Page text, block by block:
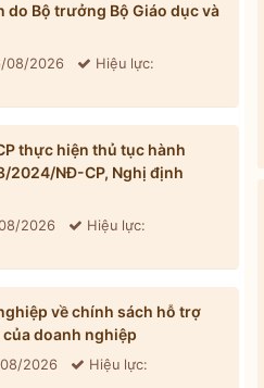
Bộ trưởng Bộ Giáo dục và
08/2026 Hiệu lực:
thực hiện thủ tục hành
2024/NĐ-CP, Nghị định
2026 Hiệu lực:
về chính sách hỗ trợ
doanh nghiệp
2026 Hiệu lực: